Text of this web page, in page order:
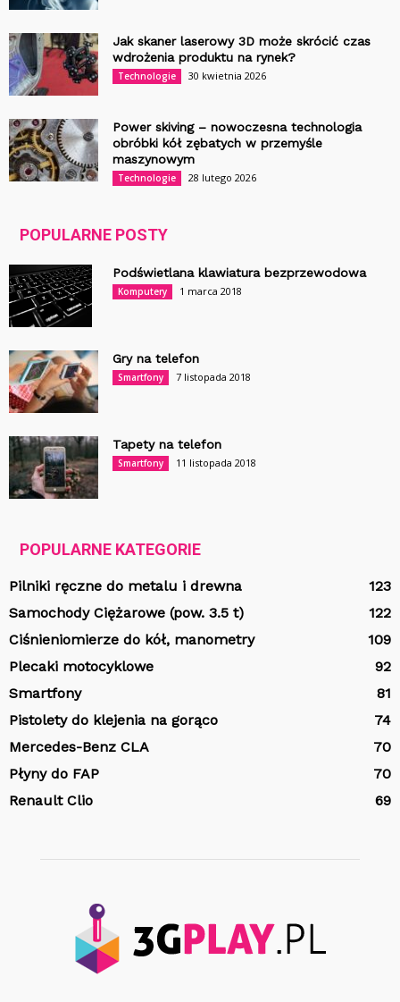
Jak skaner laserowy 3D może skrócić czas
wdrożenia produktu na rynek?
Technologie 30 kwietnia 2026
Power skiving – nowoczesna technologia
obróbki kół zębatych w przemyśle
maszynowym
Technologie 28 lutego 2026
POPULARNE POSTY
Podświetlana klawiatura bezprzewodowa
Komputery 1 marca 2018
Gry na telefon
Smartfony 7 listopada 2018
Tapety na telefon
Smartfony 11 listopada 2018
POPULARNE KATEGORIE
Pilniki ręczne do metalu i drewna
123
Samochody Ciężarowe (pow. 3.5 t)
122
Ciśnieniomierze do kół, manometry
109
Plecaki motocyklowe
92
Smartfony
81
Pistolety do klejenia na gorąco
74
Mercedes-Benz CLA
70
Płyny do FAP
70
Renault Clio
69